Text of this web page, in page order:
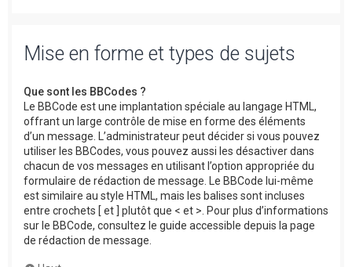
Mise en forme et types de sujets
Que sont les BBCodes ?
Le BBCode est une implantation spéciale au langage HTML,
offrant un large contrôle de mise en forme des éléments
d’un message. L’administrateur peut décider si vous pouvez
utiliser les BBCodes, vous pouvez aussi les désactiver dans
chacun de vos messages en utilisant l’option appropriée du
formulaire de rédaction de message. Le BBCode lui-même
est similaire au style HTML, mais les balises sont incluses
entre crochets [ et ] plutôt que < et >. Pour plus d’informations
sur le BBCode, consultez le guide accessible depuis la page
de rédaction de message.